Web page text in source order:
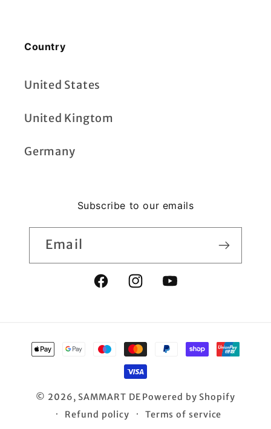
Country
United States
United Kingtom
Germany
Subscribe to our emails
Email
FacebookInstagramYouTube
Payment
methods
© 2026, SAMMART DE Powered by Shopify
Refund policy
Terms of service